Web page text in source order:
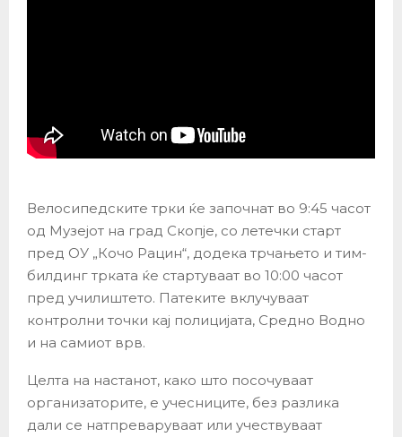
Велосипедските трки ќе започнат во 9:45 часот
од Музејот на град Скопје, со летечки старт
пред ОУ „Кочо Рацин“, додека трчањето и тим-
билдинг трката ќе стартуваат во 10:00 часот
пред училиштето. Патеките вклучуваат
контролни точки кај полицијата, Средно Водно
и на самиот врв.
Целта на настанот, како што посочуваат
организаторите, е учесниците, без разлика
дали се натпреваруваат или учествуваат